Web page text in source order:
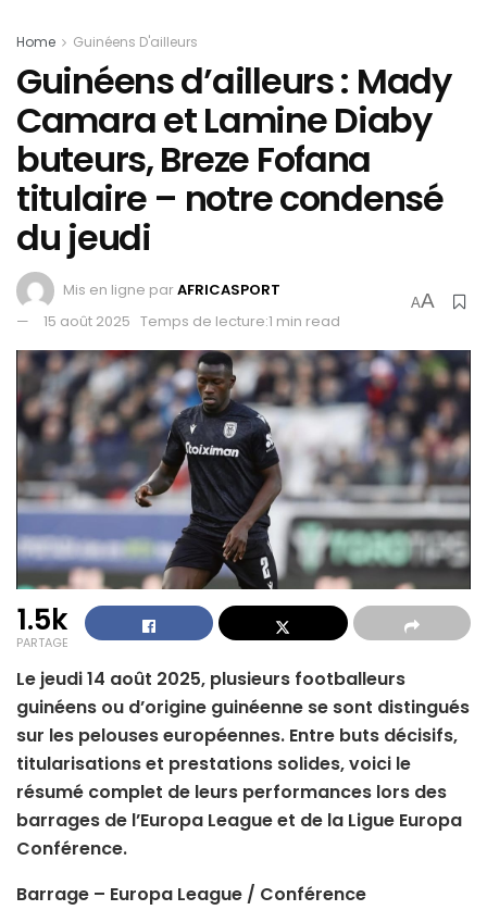
Home Guinéens D'ailleurs
Guinéens d’ailleurs : Mady
Camara et Lamine Diaby
buteurs, Breze Fofana
titulaire – notre condensé
du jeudi
Mis en ligne parAFRICASPORT
15 août 2025 Temps de lecture:1 min read
AA
1.5k
PARTAGE
Le jeudi 14 août 2025, plusieurs footballeurs
guinéens ou d’origine guinéenne se sont distingués
sur les pelouses européennes. Entre buts décisifs,
titularisations et prestations solides, voici le
résumé complet de leurs performances lors des
barrages de l’Europa League et de la Ligue Europa
Conférence.
Barrage – Europa League / Conférence